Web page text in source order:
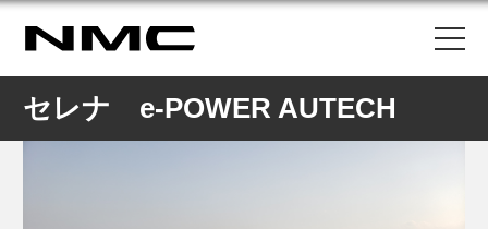
セレナ e-POWER AUTECH